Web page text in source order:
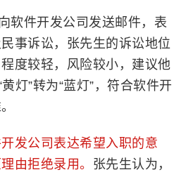
软件开发公司发送邮件，表
民事诉讼 ，张先生的诉讼地位
度较轻，风险较小，建议他
灯”转为“蓝灯”，符合软件开
发公司表达希望入职的意
由拒绝录用。 张先生认为，